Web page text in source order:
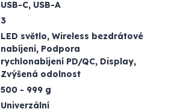
USB-C, USB-A
3
LED světlo, Wireless bezdrátové
nabíjení, Podpora
rychlonabíjení PD/QC, Display,
Zvýšená odolnost
500 - 999 g
Univerzální